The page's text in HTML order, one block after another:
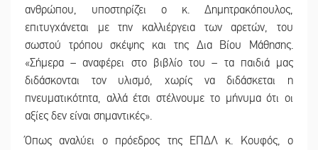
ανθρώπου, υποστηρίζει ο κ. Δημητρακόπουλος,
επιτυγχάνεται με την καλλιέργεια των αρετών, του
σωστού τρόπου σκέψης και της Δια Βίου Μάθησης.
«Σήμερα – αναφέρει στο βιβλίο του – τα παιδιά μας
διδάσκονται τον υλισμό, χωρίς να διδάσκεται η
πνευματικότητα, αλλά έτσι στέλνουμε το μήνυμα ότι οι
αξίες δεν είναι σημαντικές».
Όπως αναλύει ο πρόεδρος της ΕΠΔΛ κ. Κουφός, ο